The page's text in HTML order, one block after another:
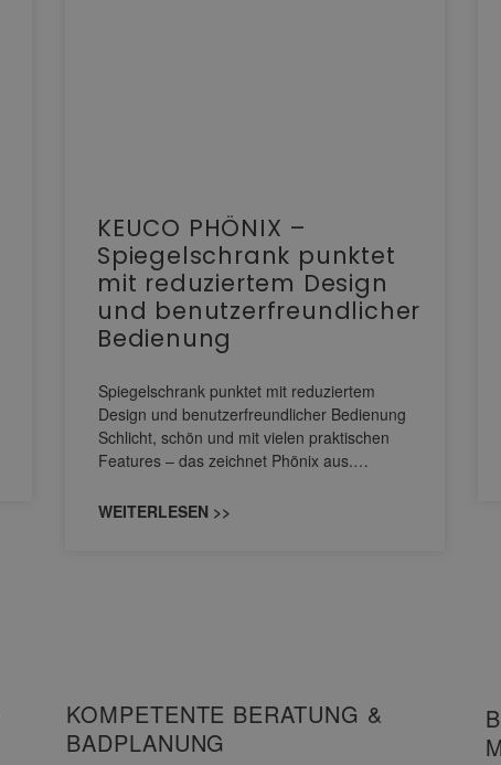
KEUCO PHÖNIX –
Spiegelschrank punktet
mit reduziertem Design
und benutzerfreundlicher
Bedienung
Spiegelschrank punktet mit reduziertem
Design und benutzerfreundlicher Bedienung
Schlicht, schön und mit vielen praktischen
Features – das zeichnet Phönix aus.…
WEITERLESEN >>
KOMPETENTE BERATUNG &
BADPLANUNG